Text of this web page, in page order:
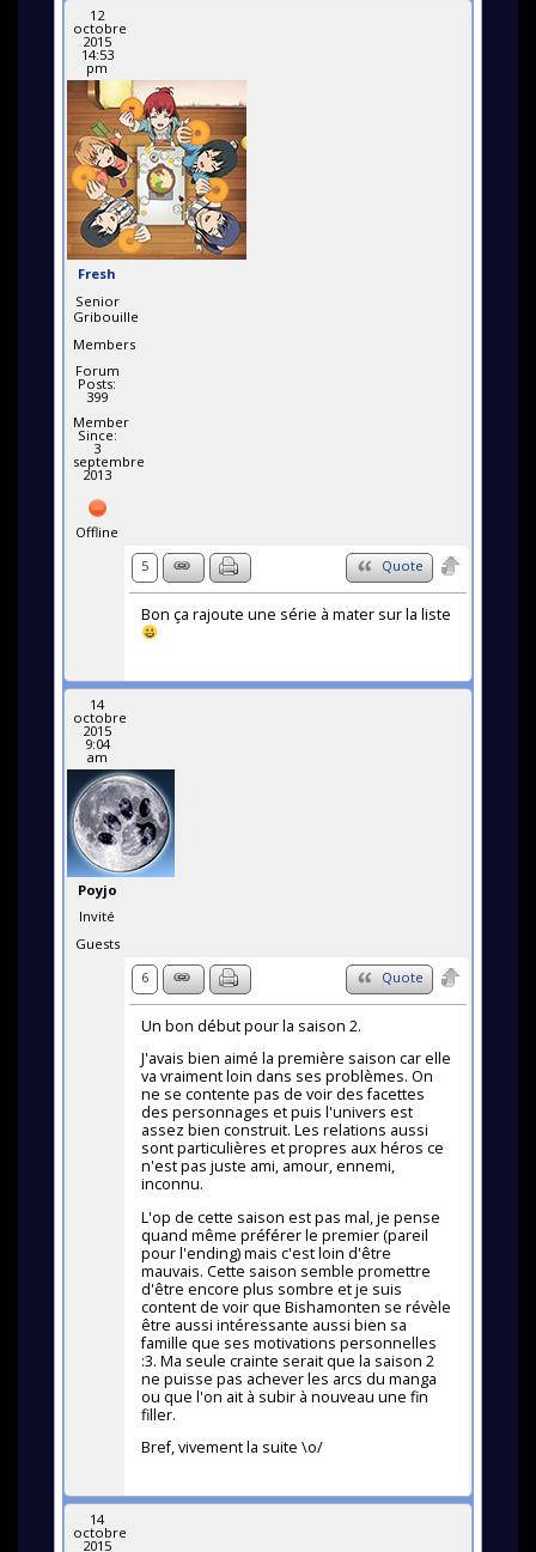
12
octobre
2015
14:53
pm
Fresh
Senior
Gribouille
Members
Forum
Posts:
399
Member
Since:
3
septembre
2013
Offline
5
Quote
Bon ça rajoute une série à mater sur la liste
14
octobre
2015
9:04
am
Poyjo
Invité
Guests
6
Quote
Un bon début pour la saison 2.
J'avais bien aimé la première saison car elle
va vraiment loin dans ses problèmes. On
ne se contente pas de voir des facettes
des personnages et puis l'univers est
assez bien construit. Les relations aussi
sont particulières et propres aux héros ce
n'est pas juste ami, amour, ennemi,
inconnu.
L'op de cette saison est pas mal, je pense
quand même préférer le premier (pareil
pour l'ending) mais c'est loin d'être
mauvais. Cette saison semble promettre
d'être encore plus sombre et je suis
content de voir que Bishamonten se révèle
être aussi intéressante aussi bien sa
famille que ses motivations personnelles
:3. Ma seule crainte serait que la saison 2
ne puisse pas achever les arcs du manga
ou que l'on ait à subir à nouveau une fin
filler.
Bref, vivement la suite \o/
14
octobre
2015